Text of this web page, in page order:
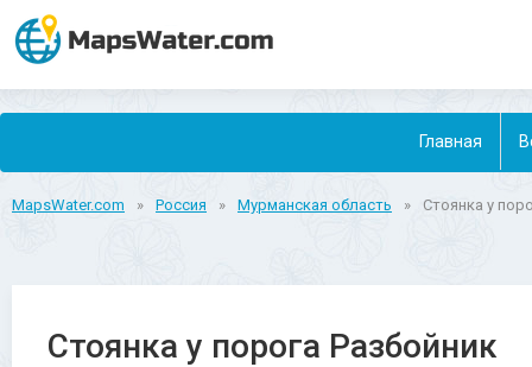
Главная
MapsWater.com » Россия » Мурманская область » Стоянка у
Стоянка у порога Разбойник